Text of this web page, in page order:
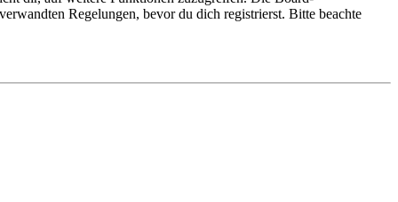
Regelungen, bevor du dich registrierst. Bitte beachte